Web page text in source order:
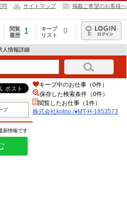
問 サイトマップ 掲載ご希望のお客様へ
閲覧
履歴
1
キープ
リスト
0
ログイン
人情報詳細
プ
新情報です
キープ中のお仕事（0件）
保存した検索条件（0件）
閲覧したお仕事（1件）
株式会社kotrio /●MT-H-1853573